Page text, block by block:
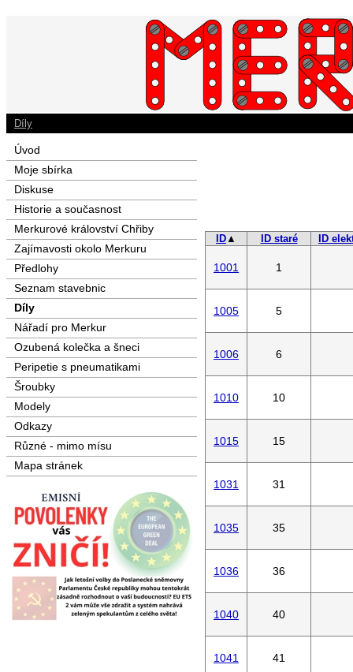
Díly
Úvod
Moje sbírka
Diskuse
Historie a současnost
Merkurové království Chřiby
Zajímavosti okolo Merkuru
Předlohy
Seznam stavebnic
Díly
Nářadí pro Merkur
Ozubená kolečka a šneci
Peripetie s pneumatikami
Šroubky
Modely
Odkazy
Různé - mimo mísu
Mapa stránek
ID ▲ ID staré ID
1001 1
1005 5
1006 6
1010 10
1015 15
1031 31
1035 35
1036 36
1040 40
1041 41